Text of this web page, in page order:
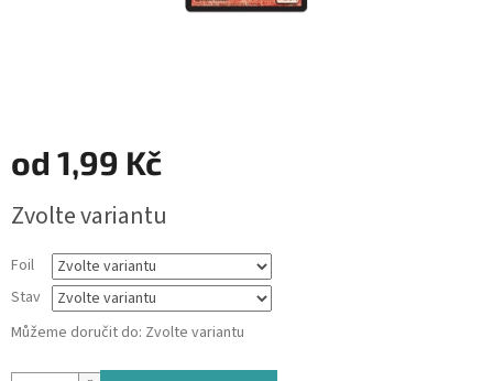
od 1,99 Kč
cena:
Zvolte variantu
Foil
Stav
Můžeme doručit do: Zvolte variantu